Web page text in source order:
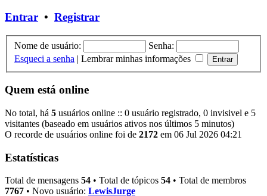
Entrar • Registrar
Nome de usuário:
Senha:
Esqueci a senha | Lembrar minhas informações
Quem está online
No total, há 5 usuários online :: 0 usuário registrado, 0 invisivel e 5
visitantes (baseado em usuários ativos nos últimos 5 minutos)
O recorde de usuários online foi de 2172 em 06 Jul 2026 04:21
Estatísticas
Total de mensagens 54 • Total de tópicos 54 • Total de membros
7767 • Novo usuário: LewisJurge